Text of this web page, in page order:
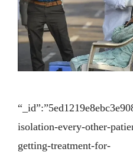
isolation-every-other-
getting-treatment-for-